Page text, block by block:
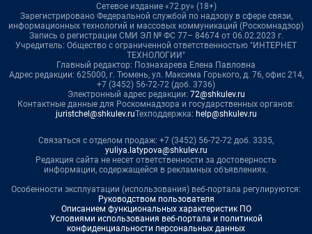
Сетевое издание «72.ру» (18+)
Зарегистрировано Федеральной службой по надзору в сфере связи,
информационных технологий и массовых коммуникаций (Роскомнадзор)
Запись о регистрации СМИ ЭЛ № ФС 77– 84674 от 06.02.2023 г.
Учредитель: Общество с ограниченной ответственностью "ИНТЕРНЕТ
ТЕХНОЛОГИИ"
Главный редактор: Познахарева Елена Павловна
Адрес редакции: 625000, г. Тюмень, ул. Максима Горького, д. 76, офис 214,
+7 (3452) 56-72-72 (доб. 3736)
Электронный адрес редакции: 72@shkulev.ru
Контактные данные для Роскомнадзора и государственных органов:
juristchel@shkulev.ruТехподдержка: help@shkulev.ru
Связаться с отделом продаж: +7 (3452) 56-72-72 доб. 3335,
yuliya.latypova@shkulev.ru
Редакция сайта не несет ответственности за достоверность
информации, содержащейся в рекламных объявлениях.
Особенности эксплуатации (использования) веб-портала регулируются:
Руководством пользователя
Описанием функциональных характеристик ПО
Условиями использования веб-портала и политикой
конфиденциальности персональных данных